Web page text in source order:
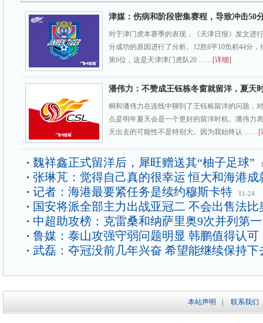
津媒：伤病和阶段密集赛程，导致冲击50
对于津门虎本赛季的表现，《天津日报》发文进
分成功的原因进行了分析。12胜8平10负积44分
第6位，这是天津津门虎队20 ……[详细]
潘伟力：不赞成王钰栋冬窗就留洋，夏天
桐和潘伟力在连线中聊到了王钰栋留洋的问题，
点是明年夏天会是一个更好的留洋时机。潘伟力
天出去的可能性不是特别大。因为我始终认 ……[
魏祥鑫正式留洋后，犀旺赠送其“柚子足球”
张琳芃：觉得自己真的很幸运 恒大和海港成
记者：海港最要紧任务是续约穆斯卡特
11-24
国安将派全部主力出战亚冠二 不会出售法比
中超助攻榜：克雷桑和纳萨里奥9次并列第一
鲁媒：泰山攻强守弱问题明显 韩鹏值得认可
武磊：夺冠没前几年兴奋 希望能继续保持下
本站声明 联系我们